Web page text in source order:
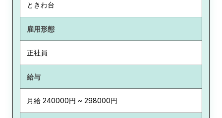
ときわ台
雇用形態
正社員
給与
月給 240000円 ~ 298000円